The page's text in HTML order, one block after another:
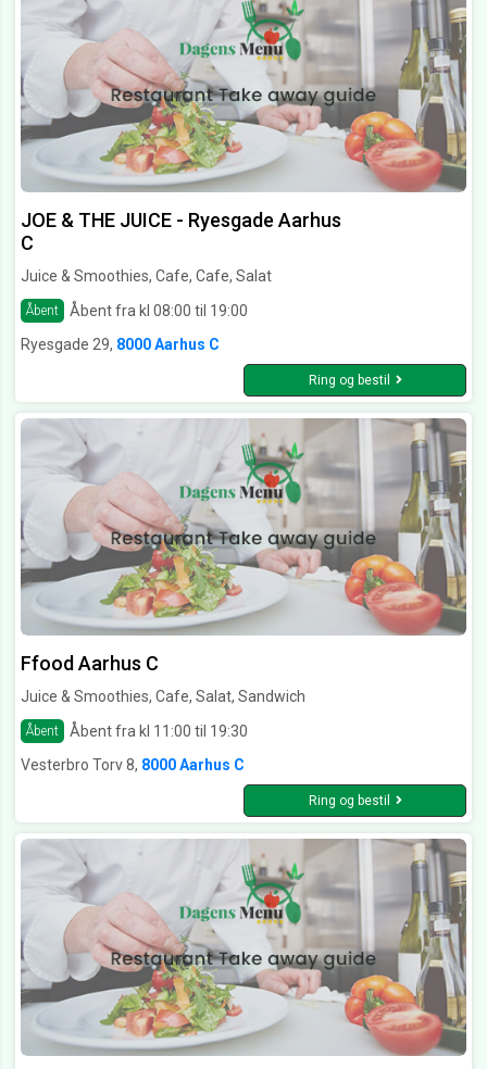
JOE & THE JUICE - Ryesgade Aarhus
C
Juice & Smoothies, Cafe, Cafe, Salat
Åbent
Åbent fra kl 08:00 til 19:00
Ryesgade 29, 8000 Aarhus C
Ring og bestil
Ffood Aarhus C
Juice & Smoothies, Cafe, Salat, Sandwich
Åbent
Åbent fra kl 11:00 til 19:30
Vesterbro Torv 8, 8000 Aarhus C
Ring og bestil